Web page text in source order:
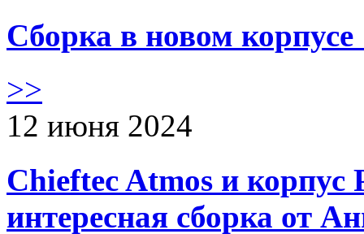
Сборка в новом
>>
12 июня 2024
Chieftec Atmos и корпус
интересная сборка от